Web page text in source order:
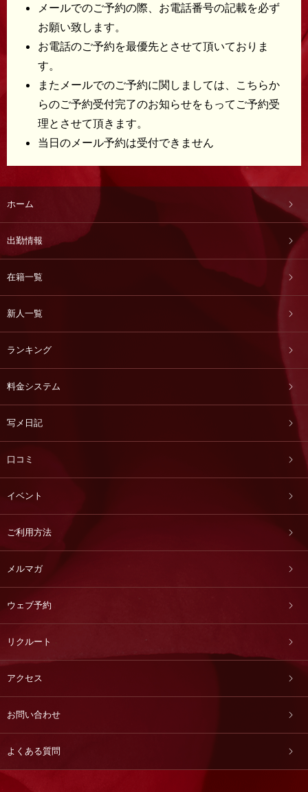
メールでのご予約の際、お電話番号の記載を必ず
お願い致します。
お電話のご予約を最優先とさせて頂いておりま
す。
またメールでのご予約に関しましては、こちらか
らのご予約受付完了のお知らせをもってご予約受
理とさせて頂きます。
当日のメール予約は受付できません
ホーム
出勤情報
在籍一覧
新人一覧
ランキング
料金システム
写メ日記
口コミ
イベント
ご利用方法
メルマガ
ウェブ予約
リクルート
アクセス
お問い合わせ
よくある質問